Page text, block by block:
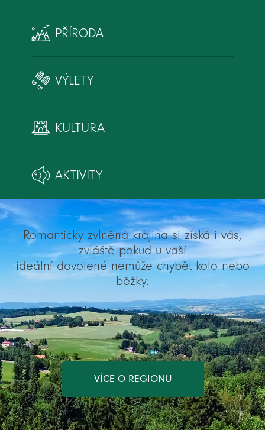
PŘÍRODA
VÝLETY
KULTURA
AKTIVITY
Romanticky zvlněná krajina si získá i vás,
zvláště pokud u vaší
ideální dovolené nemůže chybět kolo nebo
běžky.
VÍCE O REGIONU